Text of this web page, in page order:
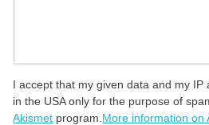
I accept that my given data and my
in the USA only for the purpose of
Akismet program. More information on